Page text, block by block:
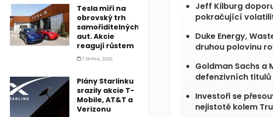
Jeff Kilburg
pokračující
Duke Energy,
druhou polovinu
Goldman Sachs a
defenzivních titulů
Investoři se
nejistotě kolem
Tesla míří na
obrovský trh
samořiditelných
aut. Akcie
reagují růstem
7 SRPNA, 2026
Plány Starlinku
srazily akcie T-
Mobile, AT&T a
Verizonu